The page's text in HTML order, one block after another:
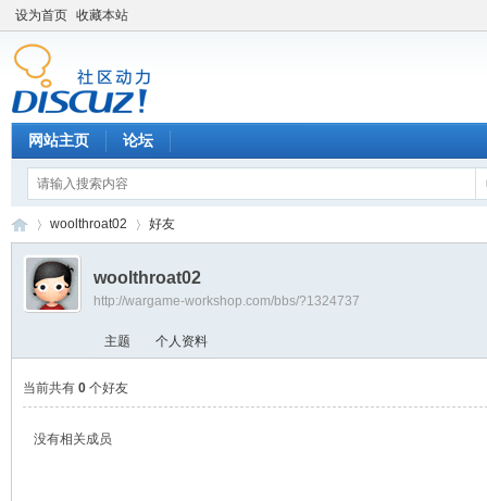
设为首页 收藏本站
网站主页 论坛
›
woolthroat02 好友
woolthroat02
http://wargame-workshop.com/bbs/?1324737
主题 个人资料
当前共有 0个好友
没有相关成员